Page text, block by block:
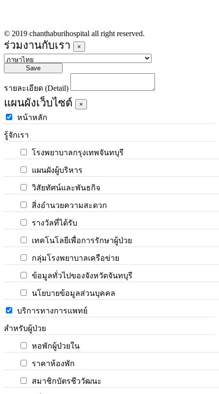
© 2019 chanthaburihospital all right reserved.
ร่วมงานกับเรา ×
Save
รายละเอียด (Detail)
แผนผังเว็บไซต์ ×
หน้าหลัก
รู้จักเรา
โรงพยาบาลกรุงเทพจันทบุรี
แผนผังผู้บริหาร
วิสัยทัศน์และพันธกิจ
สิ่งอำนวยความสะดวก
รางวัลที่ได้รับ
เทคโนโลยีเพื่อการรักษาผู้ป่วย
กลุ่มโรงพยาบาลเครือข่าย
ข้อมูลทั่วไปของจังหวัดจันทบุรี
นโยบายข้อมูลส่วนบุคคล
บริการทางการแพทย์
สำหรับผู้ป่วย
หอพักผู้ป่วยใน
ราคาห้องพัก
สมาชิกบัตรชีววัฒนะ